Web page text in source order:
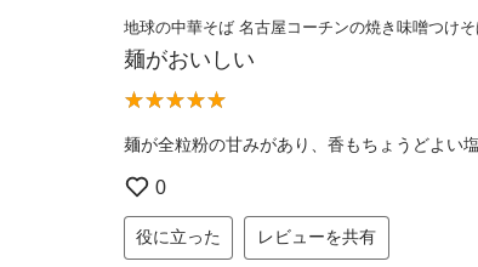
地球の中華そば 名古屋コーチンの焼き味噌つけそ
麺がおいしい
麺が全粒粉の甘みがあり、香もちょうどよい
0
役に立った レビューを共有